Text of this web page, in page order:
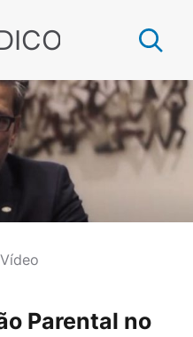
Vídeo
Parental no